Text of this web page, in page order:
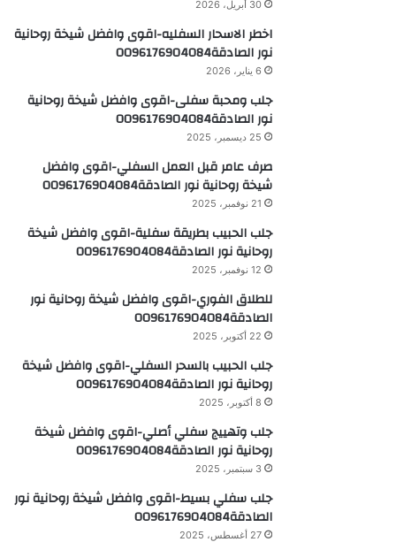
30 أبريل، 2026
اخطر الاسحار السفليه-اقوى وافضل شيخة روحانية
نور الصادقة0096176904084
6 يناير، 2026
جلب ومحبة سفلى-اقوى وافضل شيخة روحانية
نور الصادقة0096176904084
25 ديسمبر، 2025
صرف عامر قبل العمل السفلي-اقوى وافضل
شيخة روحانية نور الصادقة0096176904084
21 نوفمبر، 2025
جلب الحبيب بطريقة سفلية-اقوى وافضل شيخة
روحانية نور الصادقة0096176904084
12 نوفمبر، 2025
للطلاق الفوري-اقوى وافضل شيخة روحانية نور
الصادقة0096176904084
22 أكتوبر، 2025
جلب الحبيب بالسحر السفلي-اقوى وافضل شيخة
روحانية نور الصادقة0096176904084
8 أكتوبر، 2025
جلب وتهييج سفلي أصلي-اقوى وافضل شيخة
روحانية نور الصادقة0096176904084
3 سبتمبر، 2025
جلب سفلي بسيط-اقوى وافضل شيخة روحانية نور
الصادقة0096176904084
27 أغسطس، 2025